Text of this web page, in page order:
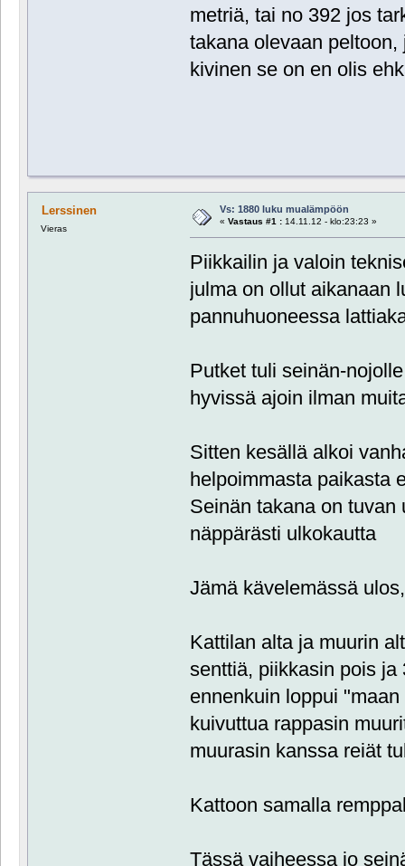
metriä, tai no 392 jos
takana olevaan
kivinen se on en olis
Lerssinen
Vieras
Vs: 1880 luku mualämpöön
« Vastaus #1 :14.11.12 - klo:23:23 »
Piikkailin ja valoin
julma on ollut aikanaan
pannuhuoneessa
Putket tuli seinän-
hyvissä ajoin ilman
Sitten kesällä alkoi
helpoimmasta paikasta
Seinän takana on
näppärästi ulkokautta
Jämä kävelemässä
Kattilan alta ja muurin
senttiä, piikkasin pois
ennenkuin loppui
kuivuttua rappasin
muurasin kanssa reiät
Kattoon samalla
Tässä vaiheessa jo